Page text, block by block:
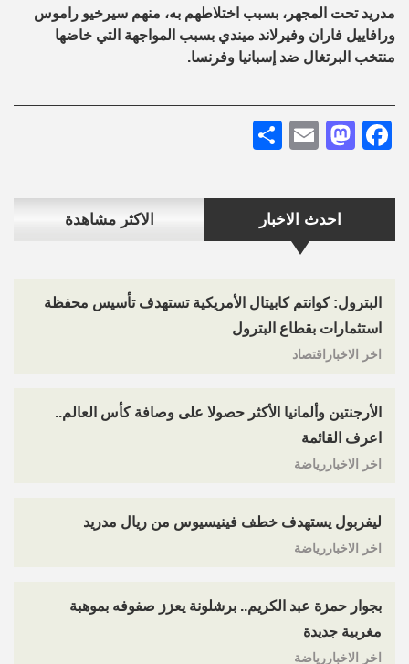
احدث الاخبار الاكثر مشاهدة
البترول: كوانتم كابيتال الأمريكية تستهدف تأسيس محفظة
استثمارات بقطاع البترول
اخر الاخباراقتصاد
الأرجنتين وألمانيا الأكثر حصولا على وصافة كأس العالم..
اعرف القائمة
اخر الاخباررياضة
ليفربول يستهدف خطف فينيسيوس من ريال مدريد
اخر الاخباررياضة
بجوار حمزة عبد الكريم.. برشلونة يعزز صفوفه بموهبة
مغربية جديدة
اخر الاخباررياضة
مدريد تحت المجهر، بسبب اختلاطهم به، منهم سيرخيو راموس
ورافاييل فاران وفيرلاند ميندي بسبب المواجهة التي خاضها
منتخب البرتغال ضد إسبانيا وفرنسا.
Facebook
Mastodon
Email